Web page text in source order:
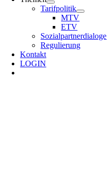
Tarifpolitik
MTV
ETV
Sozialpartnerdialoge
Regulierung
Kontakt
LOGIN